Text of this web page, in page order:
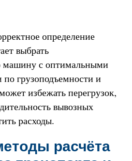
определение
выбрать
машину с оптимальными
по грузоподъемности и
избежать перегрузок,
вывозных
расходы.
расчёта